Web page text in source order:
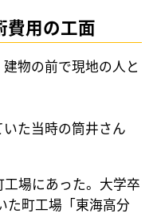
費用の工面
た当時の筒井さん
場にあった。大学卒
た町工場「東海高分